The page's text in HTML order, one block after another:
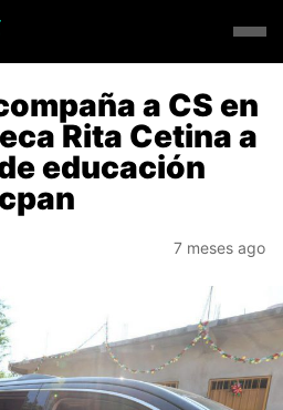
a CS en
Rita Cetina a
educación
7 meses ago